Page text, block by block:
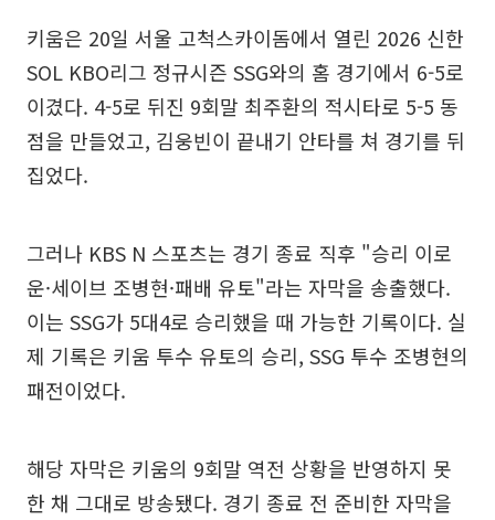
키움은 20일 서울 고척스카이돔에서 열린 2026 신한
SOL KBO리그 정규시즌 SSG와의 홈 경기에서 6-5로
이겼다. 4-5로 뒤진 9회말 최주환의 적시타로 5-5 동
점을 만들었고, 김웅빈이 끝내기 안타를 쳐 경기를 뒤
집었다.
그러나 KBS N 스포츠는 경기 종료 직후 "승리 이로
운·세이브 조병현·패배 유토"라는 자막을 송출했다.
이는 SSG가 5대4로 승리했을 때 가능한 기록이다. 실
제 기록은 키움 투수 유토의 승리, SSG 투수 조병현의
패전이었다.
해당 자막은 키움의 9회말 역전 상황을 반영하지 못
한 채 그대로 방송됐다. 경기 종료 전 준비한 자막을